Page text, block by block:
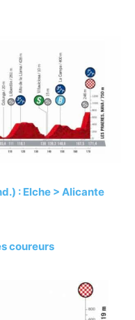
: Elche > Alicante
coureurs